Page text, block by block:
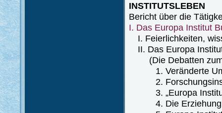
INSTITUTSLEBEN
Bericht über die
I. Das Europa Institut
I. Feierlichkeiten,
II. Das Europa
(Die Debatten zum
1. Veränderte
2.
3. „Europa
4. Die Erziehung